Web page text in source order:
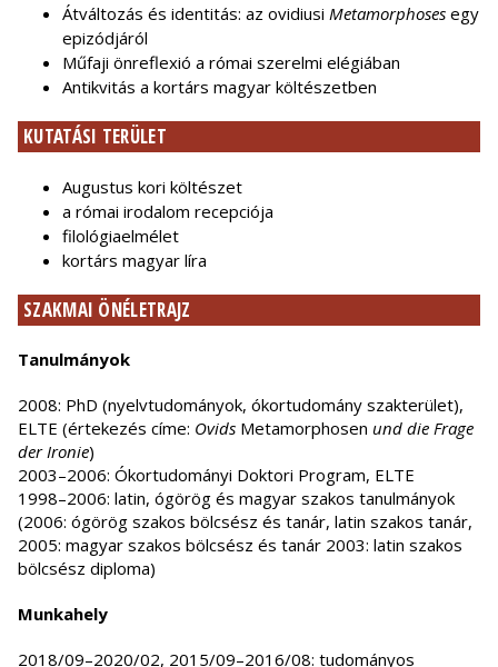
Átváltozás és identitás: az ovidiusi Metamorphoses egy
epizódjáról
Műfaji önreflexió a római szerelmi elégiában
Antikvitás a kortárs magyar költészetben
KUTATÁSI TERÜLET
Augustus kori költészet
a római irodalom recepciója
filológiaelmélet
kortárs magyar líra
SZAKMAI ÖNÉLETRAJZ
Tanulmányok
2008: PhD (nyelvtudományok, ókortudomány szakterület),
ELTE (értekezés címe: Ovids Metamorphosen und die Frage
der Ironie)
2003–2006: Ókortudományi Doktori Program, ELTE
1998–2006: latin, ógörög és magyar szakos tanulmányok
(2006: ógörög szakos bölcsész és tanár, latin szakos tanár,
2005: magyar szakos bölcsész és tanár 2003: latin szakos
bölcsész diploma)
Munkahely
2018/09–2020/02, 2015/09–2016/08: tudományos